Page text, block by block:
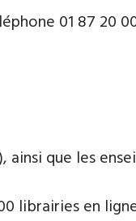
​​0​1 87 20
que les
librairies en